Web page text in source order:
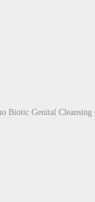
Biotic Genital